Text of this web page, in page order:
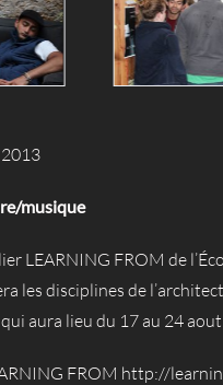
musique
LEARNING FROM de
les disciplines de
aura lieu du 17 au 24
FROM http://